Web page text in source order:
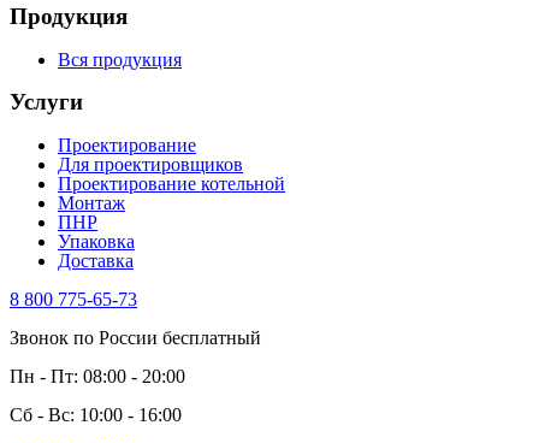
Продукция
Вся продукция
Услуги
Проектирование
Для проектировщиков
Проектирование котельной
Монтаж
ПНР
Упаковка
Доставка
8 800 775-65-73
Звонок по России бесплатный
Пн - Пт: 08:00 - 20:00
Сб - Вс: 10:00 - 16:00